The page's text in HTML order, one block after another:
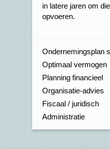
in latere jaren om
opvoeren.
Ondernemingsplan
Optimaal vermogen
Planning financieel
Organisatie-advies
Fiscaal / juridisch
Administratie